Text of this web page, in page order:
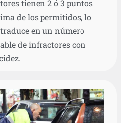
tienen 2 ó 3 puntos
de los permitidos, lo
en un número
de infractores con